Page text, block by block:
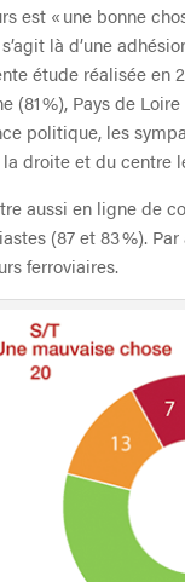
est « une bonne
s’agit là d’une
étude réalisée en
(81 %), Pays de
politique, les
droite et du centre
aussi en ligne de
(87 et 83 %).
ferroviaires.